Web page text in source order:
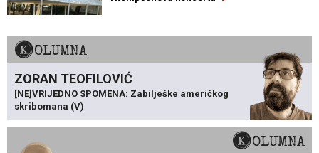
KOLUMNA
ZORAN TEOFILOVIĆ
[NE]VRIJEDNO SPOMENA: Zabilješke američkog
skribomana (V)
KOLUMNA